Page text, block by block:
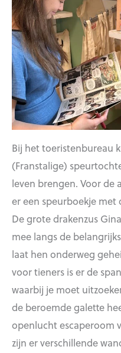
Bij het toeristenbureau
(Franstalige)
leven brengen. Voor de
er een speurboekje met
De grote drakenzus
mee langs de
laat hen onderweg
voor tieners is er de
waarbij je moet
de beroemde galette
openlucht escaperoom
zijn er verschillende